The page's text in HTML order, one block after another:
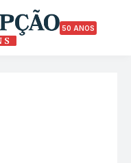
50 ANOS